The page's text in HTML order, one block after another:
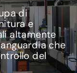
di
e
altamente
che
del